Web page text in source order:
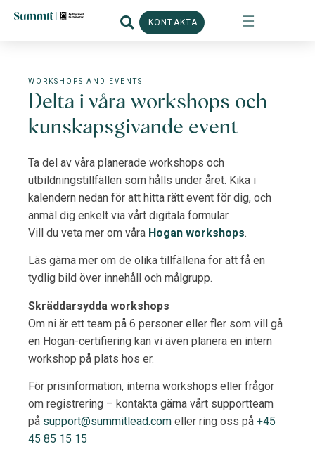
KONTAKTA
Workshops och Event
WORKSHOPS AND EVENTS
Delta i våra workshops och
kunskapsgivande event
Ta del av våra planerade workshops och
utbildningstillfällen som hålls under året. Kika i
kalendern nedan för att hitta rätt event för dig, och
anmäl dig enkelt via vårt digitala formulär.
Vill du veta mer om våra Hogan workshops.
Läs gärna mer om de olika tillfällena för att få en
tydlig bild över innehåll och målgrupp.
Skräddarsydda workshops
Om ni är ett team på 6 personer eller fler som vill gå
en Hogan-certifiering kan vi även planera en intern
workshop på plats hos er.
För prisinformation, interna workshops eller frågor
om registrering – kontakta gärna vårt supportteam
på support@summitlead.com eller ring oss på +45
45 85 15 15